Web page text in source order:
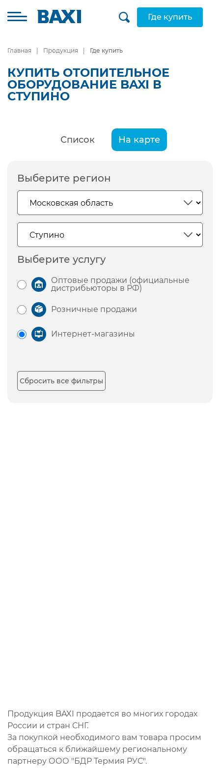
Где купить
Главная Продукция Где купить
КУПИТЬ ОТОПИТЕЛЬНОЕ
ОБОРУДОВАНИЕ BAXI В
СТУПИНО
Список На карте
Выберите регион
Выберите услугу
Оптовые продажи (официальные
дистрибьюторы в РФ)
Розничные продажи
Интернет-магазины
Сбросить все фильтры
Продукция BAXI продается во многих городах
России и стран СНГ.
За покупкой необходимого вам товара просим
обращаться к ближайшему региональному
партнеру ООО "БДР Термия РУС".